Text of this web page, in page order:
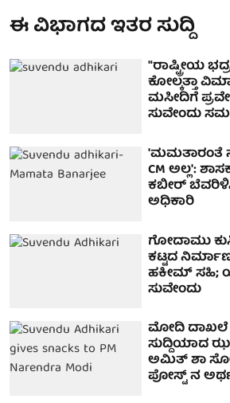
ಈ ವಿಭಾಗದ ಇತರ ಸುದ್ದಿ
"ರಾಷ್ಟ್ರೀಯ
ಕೋಲ್ಕತ್ತಾ
ಮಸೀದಿಗೆ
ಸುವೇಂದು
'ಮಮತಾರಂತೆ
CM ಅಲ್ಲ':
ಕಬೀರ್​
ಅಧಿಕಾರಿ
ಗೋದಾಮು
ಕಟ್ಟದ
ಹಕೀಮ್ ಸಹಿ;
ಸುವೇಂದು
ಮೋದಿ ದಾಖಲೆ
ಸುದ್ದಿಯಾದ
ಅಮಿತ್ ಶಾ
ಪೋಸ್ಟ್ ನ